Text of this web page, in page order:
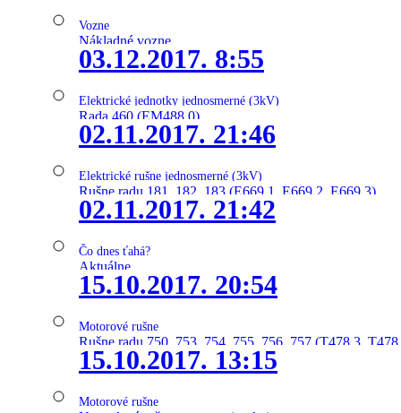
Vozne
Nákladné vozne
03.12.2017. 8:55
Elektrické jednotky jednosmerné (3kV)
Rada 460 (EM488.0)
02.11.2017. 21:46
Elektrické rušne jednosmerné (3kV)
Rušne radu 181, 182, 183 (E669.1, E669.2, E669.3)
02.11.2017. 21:42
Čo dnes ťahá?
Aktuálne
15.10.2017. 20:54
Motorové rušne
Rušne radu 750, 753, 754, 755, 756, 757 (T478.3,
15.10.2017. 13:15
Motorové rušne